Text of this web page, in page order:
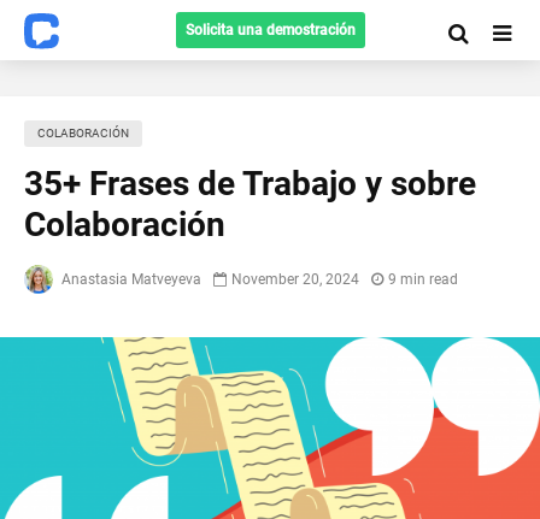
Solicita una demostración
СOLABORACIÓN
35+ Frases de Trabajo y sobre
Colaboración
Anastasia Matveyeva November 20, 2024 9 min read